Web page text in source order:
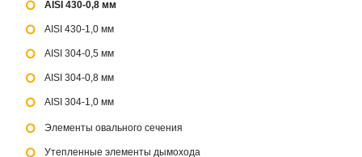
AISI 430-0,8 мм
AISI 430-1,0 мм
AISI 304-0,5 мм
AISI 304-0,8 мм
AISI 304-1,0 мм
Элементы овального сечения
Утепленные элементы дымохода